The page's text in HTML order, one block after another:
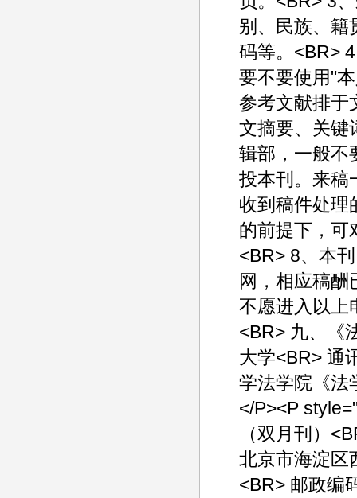
别、民族、籍
码等。<BR>
要不要使用"
参考文献排于
文摘要、关键
辑部，一般不
投本刊。来稿
收到稿件处理
的前提下，可
<BR> 8、本
网，相应稿酬
不愿进入以上
<BR> 九、《
大学<BR> 通
学法学院《法
</P><P
（双月刊）
北京市海淀区
<BR> 邮政编